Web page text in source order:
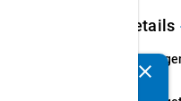
Details
64
clear